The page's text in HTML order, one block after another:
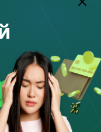
К списку
граждан от